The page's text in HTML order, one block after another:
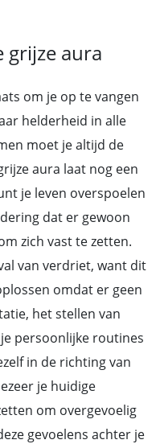
grijze aura
om je op te vangen
helderheid in alle
moet je altijd de
aura laat nog een
je leven overspoelen
dat er gewoon
zich vast te zetten.
van verdriet, want dit
omdat er geen
het stellen van
persoonlijke routines
in de richting van
je huidige
om overgevoelig
gevoelens achter je